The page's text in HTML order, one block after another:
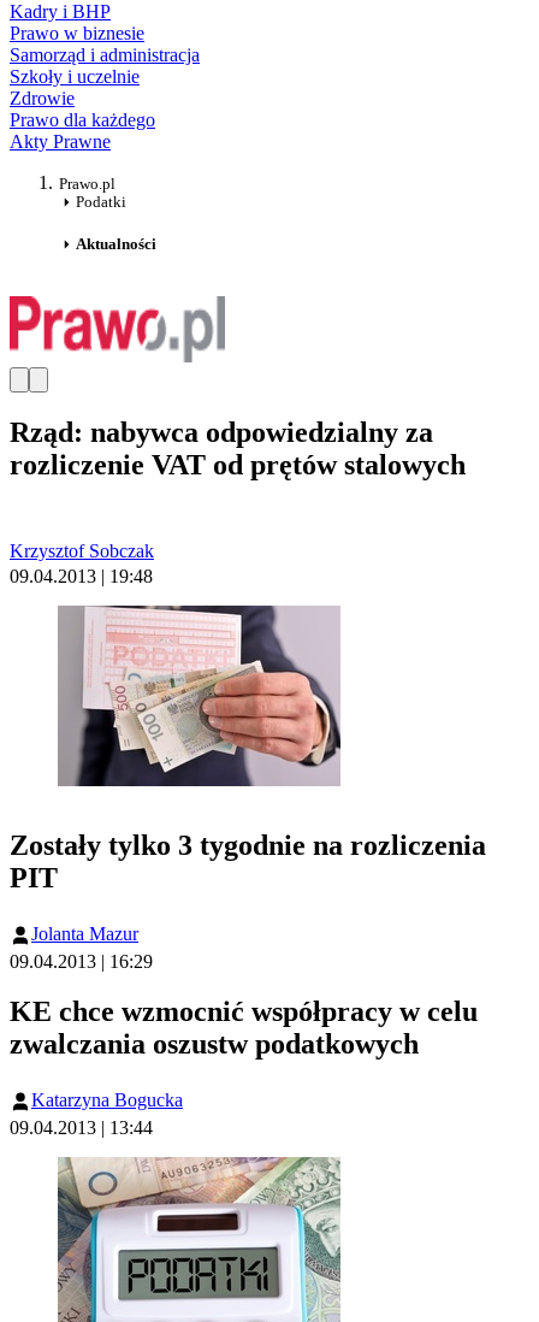
Kadry i BHP
Prawo w biznesie
Samorząd i administracja
Szkoły i uczelnie
Zdrowie
Prawo dla każdego
Akty Prawne
Prawo.pl
Podatki
Aktualności
Rząd: nabywca odpowiedzialny za
rozliczenie VAT od prętów stalowych
Krzysztof Sobczak
09.04.2013 | 19:48
Zostały tylko 3 tygodnie na rozliczenia
PIT
Jolanta Mazur
09.04.2013 | 16:29
KE chce wzmocnić współpracy w celu
zwalczania oszustw podatkowych
Katarzyna Bogucka
09.04.2013 | 13:44